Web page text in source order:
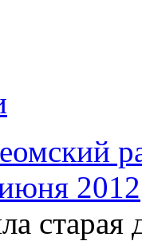
2012
старая